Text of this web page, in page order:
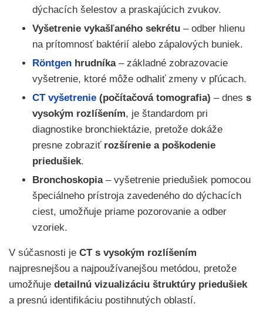
dýchacích šelestov a praskajúcich zvukov.
Vyšetrenie vykašľaného sekrétu – odber hlienu
na prítomnosť baktérií alebo zápalových buniek.
Röntgen hrudníka– základné zobrazovacie
vyšetrenie, ktoré môže odhaliť zmeny v pľúcach.
CT vyšetrenie (počítačová tomografia) – dnes s
vysokým rozlíšením, je štandardom pri
diagnostike bronchiektázie, pretože dokáže
presne zobraziť rozšírenie a poškodenie
priedušiek.
Bronchoskopia– vyšetrenie priedušiek pomocou
špeciálneho prístroja zavedeného do dýchacích
ciest, umožňuje priame pozorovanie a odber
vzoriek.
V súčasnosti je CT s vysokým rozlíšením
najpresnejšou a najpoužívanejšou metódou, pretože
umožňuje detailnú vizualizáciu štruktúry priedušiek
a presnú identifikáciu postihnutých oblastí.